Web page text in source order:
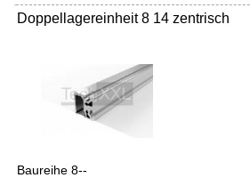
Doppellagereinheit 8 14 zentrisch
Baureihe 8--